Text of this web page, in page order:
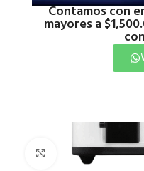
Contamos con
mayores a
Click to enlarge